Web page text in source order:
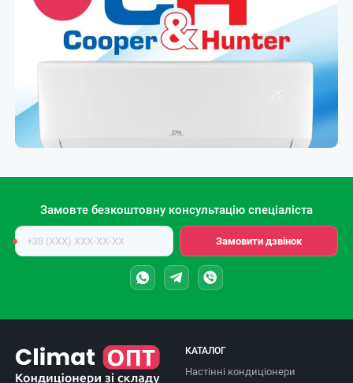
Замовте безкоштовну консультацію спеціаліста
Номер
телефону
Замовити дзвінок
КАТАЛОГ
Настінні кондиціонери